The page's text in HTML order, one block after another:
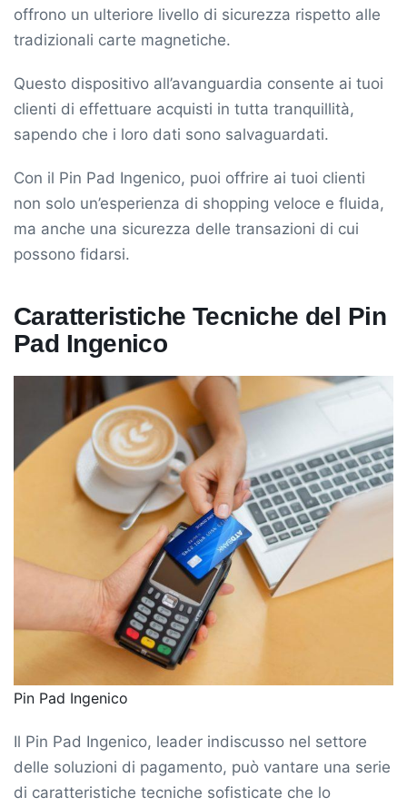
offrono un ulteriore livello di sicurezza rispetto alle
tradizionali carte magnetiche.
Questo dispositivo all’avanguardia consente ai tuoi
clienti di effettuare acquisti in tutta tranquillità,
sapendo che i loro dati sono salvaguardati.
Con il Pin Pad Ingenico, puoi offrire ai tuoi clienti
non solo un’esperienza di shopping veloce e fluida,
ma anche una sicurezza delle transazioni di cui
possono fidarsi.
Caratteristiche Tecniche del Pin
Pad Ingenico
Pin Pad Ingenico
Il Pin Pad Ingenico, leader indiscusso nel settore
delle soluzioni di pagamento, può vantare una serie
di caratteristiche tecniche sofisticate che lo